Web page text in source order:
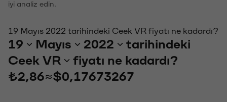
iyi analiz edin.
19 Mayıs 2022 tarihindeki Ceek VR fiyatı ne kadardı?
19 Mayıs 2022
tarihindeki
Ceek VR
fiyatı ne kadardı?
₺2,86≈$0,17673267